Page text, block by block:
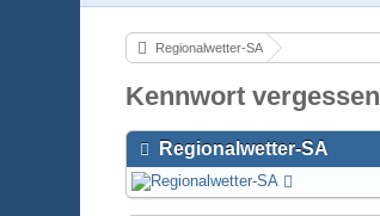
Regionalwetter-SA
Kennwort vergessen
Regionalwetter-SA